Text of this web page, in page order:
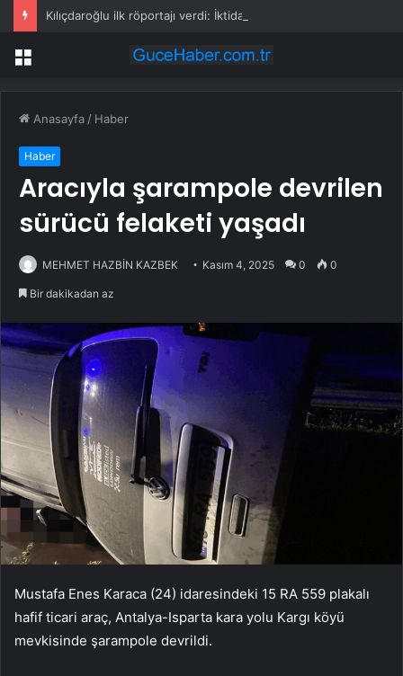
Menü
Anasayfa / Haber
Haber
Aracıyla şarampole devrilen
sürücü felaketi yaşadı
MEHMET HAZBİN KAZBEK Kasım 4, 2025 0 0
Bir dakikadan az
Mustafa Enes Karaca (24) idaresindeki 15 RA 559 plakalı
hafif ticari araç, Antalya-Isparta kara yolu Kargı köyü
mevkisinde şarampole devrildi.